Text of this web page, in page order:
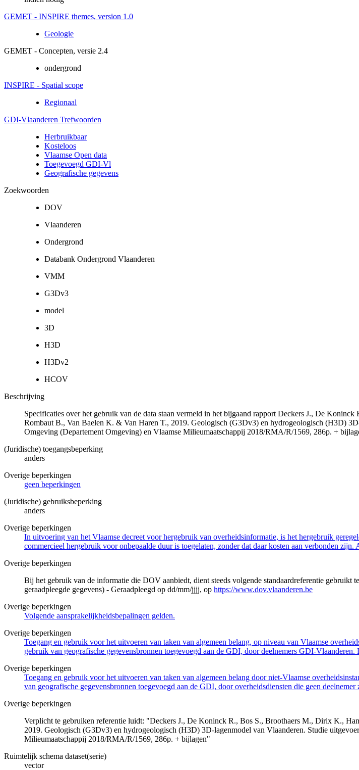
GEMET - INSPIRE themes, version 1.0
Geologie
GEMET - Concepten, versie 2.4
ondergrond
INSPIRE - Spatial scope
Regionaal
GDI-Vlaanderen Trefwoorden
Herbruikbaar
Kosteloos
Vlaamse Open data
Toegevoegd GDI-Vl
Geografische gegevens
Zoekwoorden
DOV
Vlaanderen
Ondergrond
Databank Ondergrond Vlaanderen
VMM
G3Dv3
model
3D
H3D
H3Dv2
HCOV
Beschrijving
Specificaties over het gebruik van de data staan vermeld in het bijgaand rapport Deckers J., De
Rombaut B., Van Baelen K. & Van Haren T., 2019. Geologisch (G3Dv3) en hydrogeologisch (H3D)
Omgeving (Departement Omgeving) en Vlaamse Milieumaatschappij 2018/RMA/R/1569, 286p. +
(Juridische) toegangsbeperking
anders
Overige beperkingen
geen beperkingen
(Juridische) gebruiksbeperking
anders
Overige beperkingen
In uitvoering van het Vlaamse decreet voor hergebruik van overheidsinformatie, is het hergebruik
commercieel hergebruik voor onbepaalde duur is toegelaten, zonder dat daar kosten aan verbonden
Overige beperkingen
Bij het gebruik van de informatie die DOV aanbiedt, dient steeds volgende standaardreferentie
geraadpleegde gegevens) - Geraadpleegd op dd/mm/jjjj, op https://www.dov.vlaanderen.be
Overige beperkingen
Volgende aansprakelijkheidsbepalingen gelden.
Overige beperkingen
Toegang en gebruik voor het uitvoeren van taken van algemeen belang, op niveau van Vlaamse
gebruik van geografische gegevensbronnen toegevoegd aan de GDI, door deelnemers GDI-
Overige beperkingen
Toegang en gebruik voor het uitvoeren van taken van algemeen belang door niet-Vlaamse
van geografische gegevensbronnen toegevoegd aan de GDI, door overheidsdiensten die geen
Overige beperkingen
Verplicht te gebruiken referentie luidt: "Deckers J., De Koninck R., Bos S., Broothaers M., Dirix K.,
2019. Geologisch (G3Dv3) en hydrogeologisch (H3D) 3D-lagenmodel van Vlaanderen. Studie
Milieumaatschappij 2018/RMA/R/1569, 286p. + bijlagen"
Ruimtelijk schema dataset(serie)
vector